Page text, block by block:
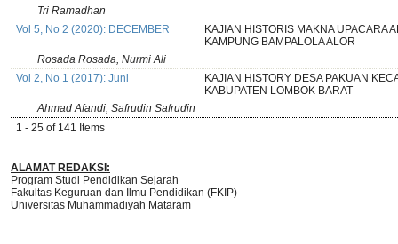
Tri Ramadhan
Vol 5, No 2 (2020): DECEMBER
KAJIAN HISTORIS MAKNA UPACARA
KAMPUNG BAMPALOLA ALOR
Rosada Rosada, Nurmi Ali
Vol 2, No 1 (2017): Juni
KAJIAN HISTORY DESA PAKUAN
KABUPATEN LOMBOK BARAT
Ahmad Afandi, Safrudin Safrudin
1 - 25 of 141 Items
ALAMAT REDAKSI:
Program Studi Pendidikan Sejarah
Fakultas Keguruan dan Ilmu Pendidikan (FKIP)
Universitas Muhammadiyah Mataram